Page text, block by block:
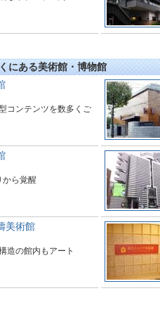
にある美術館・博物館
コンテンツを数多くご
から覚醒
美術館
造の館内もアート